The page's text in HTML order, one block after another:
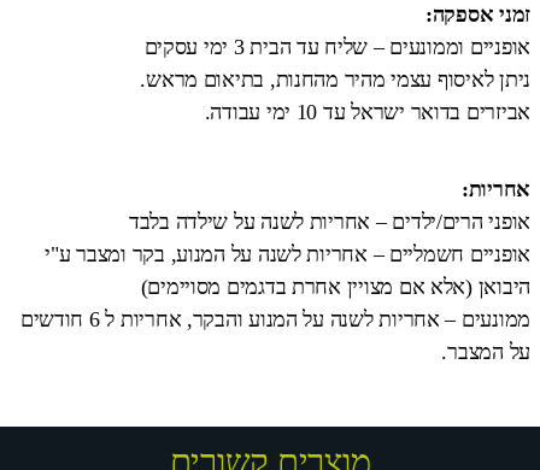
זמני אספקה:
אופניים וממונעים – שליח עד הבית 3 ימי עסקים
ניתן לאיסוף עצמי מהיר מהחנות, בתיאום מראש.
אביזרים בדואר ישראל עד 10 ימי עבודה.
אחריות:
אופני הרים/ילדים – אחריות לשנה על שילדה בלבד
אופניים חשמליים – אחריות לשנה על המנוע, בקר ומצבר ע"י
היבואן (אלא אם מצויין אחרת בדגמים מסויימים)
ממונעים – אחריות לשנה על המנוע והבקר, אחריות ל 6 חודשים
על המצבר.
מוצרים קשורים